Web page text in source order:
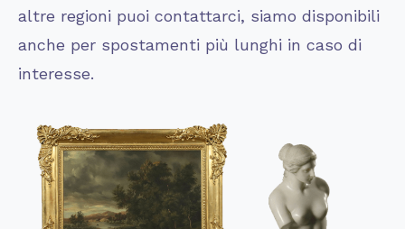
altre regioni puoi contattarci, siamo disponibili
anche per spostamenti più lunghi in caso di
interesse.